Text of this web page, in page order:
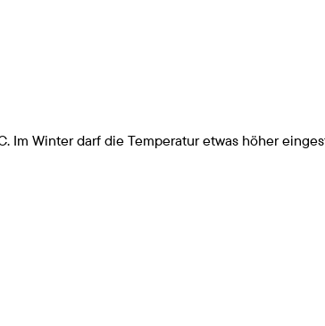
Im Winter darf die Temperatur etwas höher